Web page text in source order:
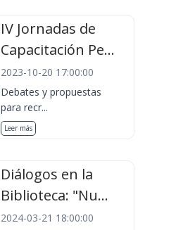
IV Jornadas de
Capacitación Pe...
2023-10-20 17:00:00
Debates y propuestas
para recr...
Leer más
Diálogos en la
Biblioteca: "Nu...
2024-03-21 18:00:00